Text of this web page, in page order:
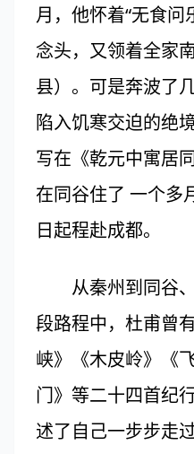
月，他怀着“无食问
念头，又领着全家
县）。可是奔波了
陷入饥寒交迫的绝
写在《乾元中寓居
在同谷住了 一个多
日起程赴成都。
从秦州到同谷、
段路程中，杜甫曾
峡》《木皮岭》《
门》等二十四首纪
述了自己一步步走